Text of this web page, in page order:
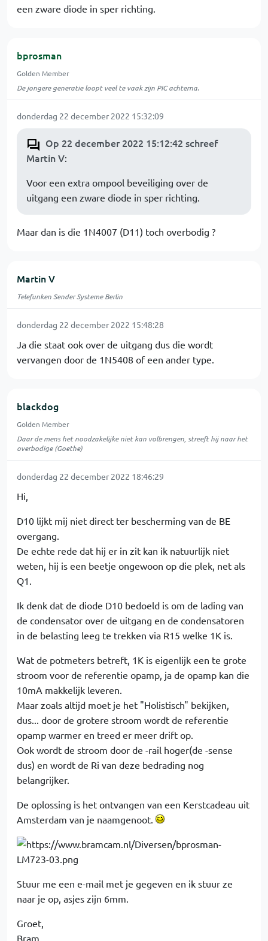
een zware diode in sper richting.
bprosman
Golden Member
De jongere generatie loopt veel te vaak zijn PIC achterna.
donderdag 22 december 2022 15:32:09
Op 22 december 2022 15:12:42 schreef
Martin V:
Voor een extra ompool beveiliging over de
uitgang een zware diode in sper richting.
Maar dan is die 1N4007 (D11) toch overbodig ?
Martin V
Telefunken Sender Systeme Berlin
donderdag 22 december 2022 15:48:28
Ja die staat ook over de uitgang dus die wordt
vervangen door de 1N5408 of een ander type.
blackdog
Golden Member
Daar de mens het noodzakelijke niet kan volbrengen, streeft hij naar het
overbodige (Goethe)
donderdag 22 december 2022 18:46:29
Hi,
D10 lijkt mij niet direct ter bescherming van de BE
overgang.
De echte rede dat hij er in zit kan ik natuurlijk niet
weten, hij is een beetje ongewoon op die plek, net als
Q1.
Ik denk dat de diode D10 bedoeld is om de lading van
de condensator over de uitgang en de condensatoren
in de belasting leeg te trekken via R15 welke 1K is.
Wat de potmeters betreft, 1K is eigenlijk een te grote
stroom voor de referentie opamp, ja de opamp kan die
10mA makkelijk leveren.
Maar zoals altijd moet je het "Holistisch" bekijken,
dus... door de grotere stroom wordt de referentie
opamp warmer en treed er meer drift op.
Ook wordt de stroom door de -rail hoger(de -sense
dus) en wordt de Ri van deze bedrading nog
belangrijker.
De oplossing is het ontvangen van een Kerstcadeau uit
Amsterdam van je naamgenoot.
Stuur me een e-mail met je gegeven en ik stuur ze
naar je op, asjes zijn 6mm.
Groet,
Bram